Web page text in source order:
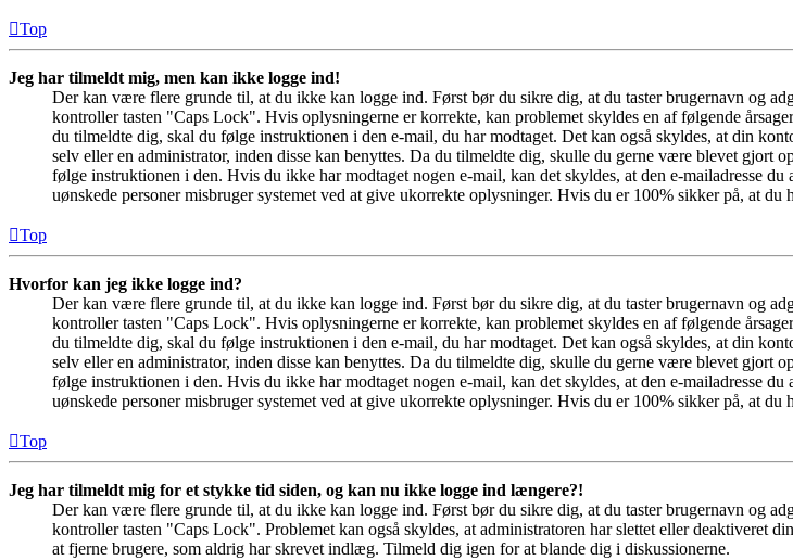
Top
Jeg har tilmeldt mig, men kan ikke logge ind!
Der kan være flere grunde til, at du ikke kan logge ind. Først bør du sikre dig, at du taster brugernavn og
kontroller tasten "Caps Lock". Hvis oplysningerne er korrekte, kan problemet skyldes en af følgende
du tilmeldte dig, skal du følge instruktionen i den e-mail, du har modtaget. Det kan også skyldes, at din
selv eller en administrator, inden disse kan benyttes. Da du tilmeldte dig, skulle du gerne være blevet
følge instruktionen i den. Hvis du ikke har modtaget nogen e-mail, kan det skyldes, at den e-mailadresse
uønskede personer misbruger systemet ved at give ukorrekte oplysninger. Hvis du er 100% sikker på, at
Top
Hvorfor kan jeg ikke logge ind?
Der kan være flere grunde til, at du ikke kan logge ind. Først bør du sikre dig, at du taster brugernavn og
kontroller tasten "Caps Lock". Hvis oplysningerne er korrekte, kan problemet skyldes en af følgende
du tilmeldte dig, skal du følge instruktionen i den e-mail, du har modtaget. Det kan også skyldes, at din
selv eller en administrator, inden disse kan benyttes. Da du tilmeldte dig, skulle du gerne være blevet
følge instruktionen i den. Hvis du ikke har modtaget nogen e-mail, kan det skyldes, at den e-mailadresse
uønskede personer misbruger systemet ved at give ukorrekte oplysninger. Hvis du er 100% sikker på, at
Top
Jeg har tilmeldt mig for et stykke tid siden, og kan nu ikke logge ind længere?!
Der kan være flere grunde til, at du ikke kan logge ind. Først bør du sikre dig, at du taster brugernavn og
kontroller tasten "Caps Lock". Problemet kan også skyldes, at administratoren har slettet eller
at fjerne brugere, som aldrig har skrevet indlæg. Tilmeld dig igen for at blande dig i diskussionerne.